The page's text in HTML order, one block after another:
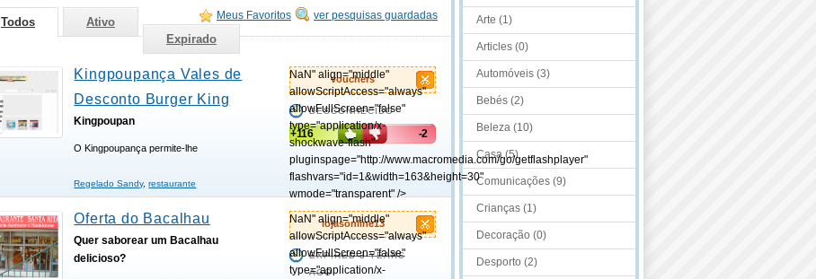
ver pesquisas guardadas
Meus Favoritos
Todos
Ativo
Expirado
vouchers
NaN" align="middle"
allowScriptAccess="always"
allowFullScreen="false"
type="application/x-
shockwave-flash"
pluginspage="http://www.macromedia.com/go/getflashplayer"
flashvars="id=1&width=163&height=30"
wmode="transparent" />
DESCONHECIDO
+116 -2
Kingpoupança Vales de
Desconto Burger King
Kingpoupan
O Kingpoupança permite-lhe
Regelado Sandy,restaurante
lojasonline13
NaN" align="middle"
allowScriptAccess="always"
allowFullScreen="false"
type="application/x-
EXPIRED 3 YEARS
AGO
Oferta do Bacalhau
Quer saborear um Bacalhau
delicioso?
Arte (1)
Articles (0)
Automóveis (3)
Bebés (2)
Beleza (10)
Casa (5)
Comunicações (9)
Crianças (1)
Decoração (0)
Desporto (2)